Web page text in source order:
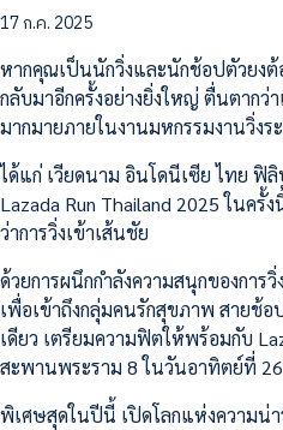
17 ก.ค. 2025
หากคุณเป็นนักวิ่งและนักช้อปตัวยงต้
กลับมาอีกครั้งอย่างยิ่งใหญ่ ตื่นตากว่
มากมายภายในงานมหกรรมงานวิ่ง
ได้แก่ เวียดนาม อินโดนีเซีย ไทย ฟิ
Lazada Run Thailand 2025 ในค
ว่าการวิ่งเข้าเส้นชัย
ด้วยการผนึกกำลังความสนุกของการ
เพื่อเข้าถึงกลุ่มคนรักสุขภาพ สายช้
เดียว เตรียมความฟิตให้พร้อมกับ
สะพานพระราม 8 ในวันอาทิตย์ที่
พิเศษสุดในปีนี้ เปิดโลกแห่งความน่า